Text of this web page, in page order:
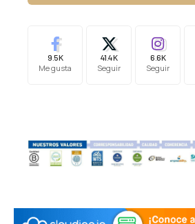
9.5K
Me gusta
41.4K
Seguir
6.6K
Seguir